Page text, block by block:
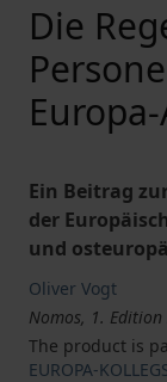
Die
Ein Beitrag
der
und
Oliver Vogt
Nomos, 1.
The product is
EUROPA-